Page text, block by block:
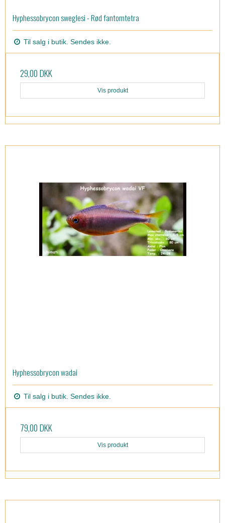
Hyphessobrycon sweglesi - Rød fantomtetra
Til salg i butik. Sendes ikke.
29,00 DKK
Vis produkt
Hyphessobrycon wadai
Til salg i butik. Sendes ikke.
79,00 DKK
Vis produkt